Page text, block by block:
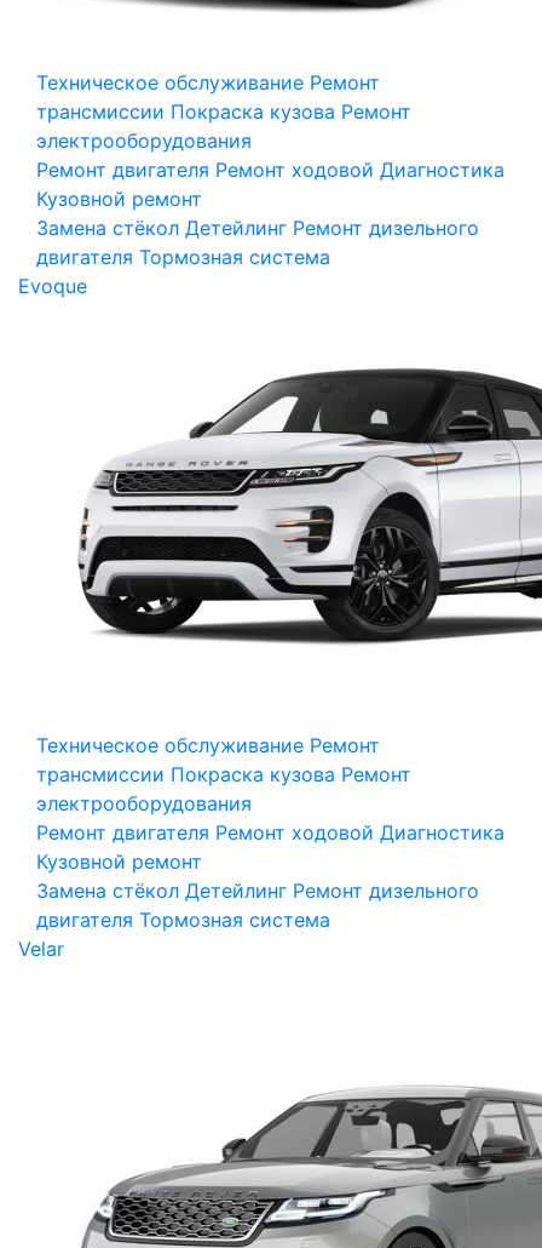
Техническое обслуживание Ремонт
трансмиссии Покраска кузова Ремонт
электрооборудования
Ремонт двигателя Ремонт ходовой Диагностика
Кузовной ремонт
Замена стёкол Детейлинг Ремонт дизельного
двигателя Тормозная система
Evoque
Техническое обслуживание Ремонт
трансмиссии Покраска кузова Ремонт
электрооборудования
Ремонт двигателя Ремонт ходовой Диагностика
Кузовной ремонт
Замена стёкол Детейлинг Ремонт дизельного
двигателя Тормозная система
Velar